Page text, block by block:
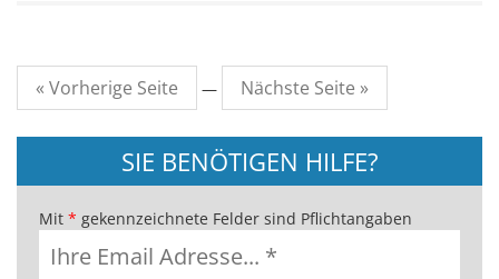
« Vorherige Seite — Nächste Seite »
SIE BENÖTIGEN HILFE?
Mit * gekennzeichnete Felder sind Pflichtangaben